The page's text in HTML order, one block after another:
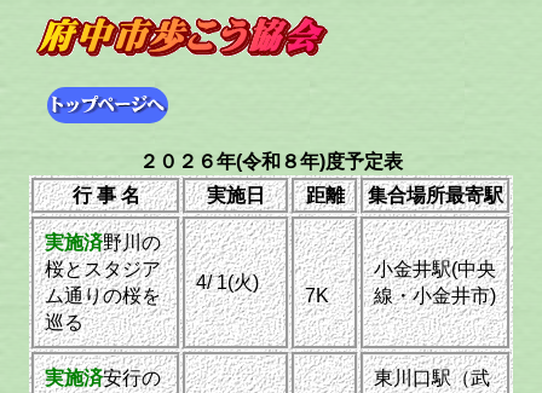
２０２６年(令和８年)度予定表
行 事 名
実施日 距離 集合場所最寄駅
実施済野川の
桜とスタジア
ム通りの桜を
巡る
4/ 1(火)
7K
小金井駅(中央
線・小金井市)
実施済安行の
東川口駅（武